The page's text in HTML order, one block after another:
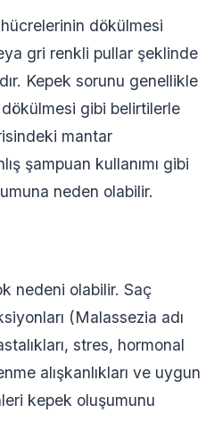
dökülmesi
gri renkli pullar şeklinde
Kepek sorunu genellikle
dökülmesi gibi belirtilerle
mantar
şampuan kullanımı gibi
neden olabilir.
nedeni olabilir. Saç
(Malassezia adı
stres, hormonal
alışkanlıkları ve uygun
kepek oluşumunu